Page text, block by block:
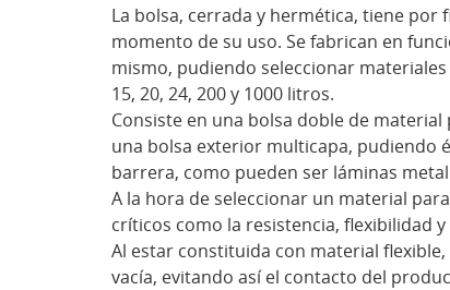
La bolsa, cerrada y hermética, tiene
momento de su uso. Se fabrican en
mismo, pudiendo seleccionar
15, 20, 24, 200 y 1000 litros.
Consiste en una bolsa doble de
una bolsa exterior multicapa, pudiendo
barrera, como pueden ser láminas
A la hora de seleccionar un material
críticos como la resistencia, flexibilidad
Al estar constituida con material
vacía, evitando así el contacto del